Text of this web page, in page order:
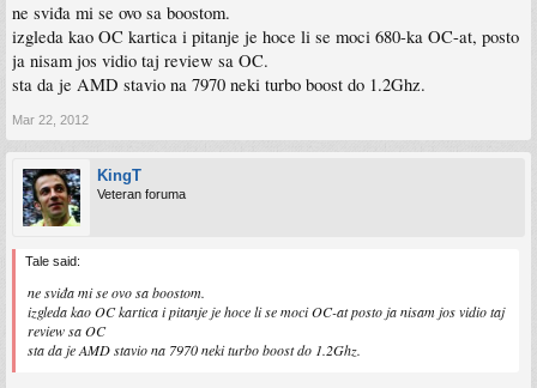
ne sviđa mi se ovo sa boostom.
izgleda kao OC kartica i pitanje je hoce li se moci 680-ka OC-at, posto
ja nisam jos vidio taj review sa OC.
sta da je AMD stavio na 7970 neki turbo boost do 1.2Ghz.
Mar 22, 2012
KingT
Veteran foruma
Tale said:
ne sviđa mi se ovo sa boostom.
izgleda kao OC kartica i pitanje je hoce li se moci OC-at posto ja nisam jos vidio taj
review sa OC
sta da je AMD stavio na 7970 neki turbo boost do 1.2Ghz.